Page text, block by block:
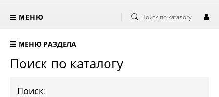
МЕНЮ Поиск по каталогу
МЕНЮ РАЗДЕЛА
Поиск по каталогу
Поиск: